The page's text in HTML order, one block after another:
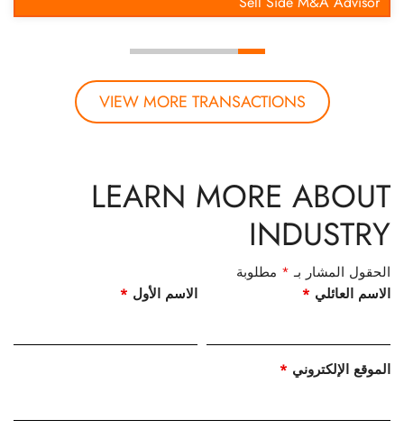
VIEW MORE TRANSACTIONS
LEARN MORE ABOUT
INDUSTRY
الحقول المشار بـ * مطلوبة
الاسم الأول * الاسم العائلي *
الموقع الإلكتروني *